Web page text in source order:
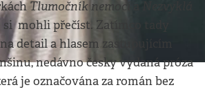
Tlumočník nemocí
si mohli přečíst. Zatímco tady
detail a hlasem zastupujícím
nedávno česky vydaná próza
je označována za román bez